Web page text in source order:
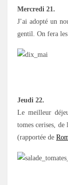
Mercredi 21.
J’ai adopté un
gentil. On fera les
Jeudi 22.
Le meilleur
tomes cerises,
(rapportée de